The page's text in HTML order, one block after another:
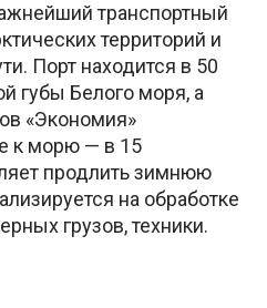
транспортный
территорий и
Порт находится в 50
губы Белого моря, а
«Экономия»
к морю — в 15
продлить зимнюю
на обработке
грузов, техники.